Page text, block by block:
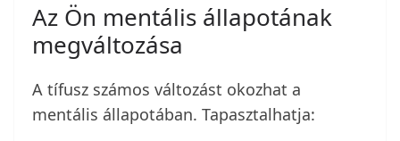
Az Ön mentális állapotának
megváltozása
A tífusz számos változást okozhat a
mentális állapotában. Tapasztalhatja: